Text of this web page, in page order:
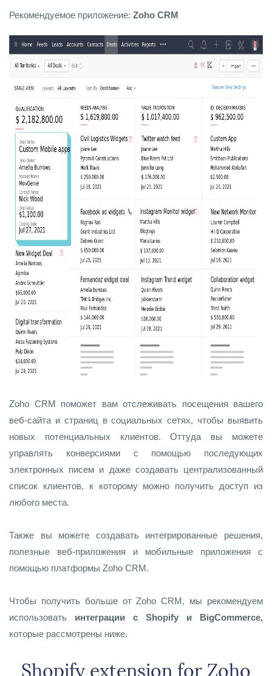
Рекомендуемое приложение: Zoho СRM
Zoho CRM поможет вам отслеживать посещения вашего
веб-сайта и страниц в социальных сетях, чтобы выявить
новых потенциальных клиентов. Оттуда вы можете
управлять конверсиями с помощью последующих
электронных писем и даже создавать централизованный
список клиентов, к которому можно получить доступ из
любого места.
Также вы можете создавать интегрированные решения,
полезные веб-приложения и мобильные приложения с
помощью платформы Zoho CRM.
Чтобы получить больше от Zoho CRM, мы рекомендуем
использовать интеграции с Shopify и BigCommerce,
которые рассмотрены ниже.
Shopify extension for Zoho